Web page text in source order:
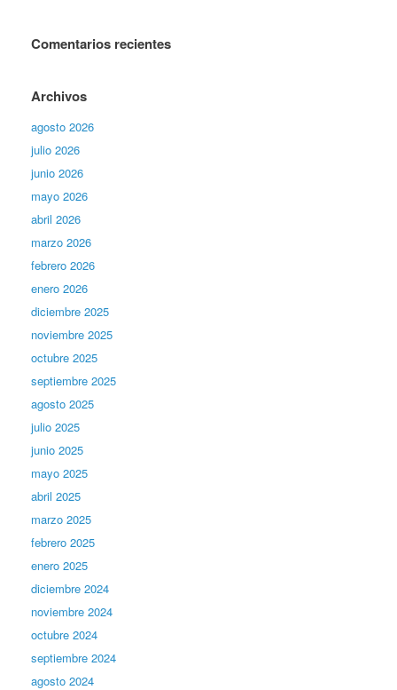
Comentarios recientes
Archivos
agosto 2026
julio 2026
junio 2026
mayo 2026
abril 2026
marzo 2026
febrero 2026
enero 2026
diciembre 2025
noviembre 2025
octubre 2025
septiembre 2025
agosto 2025
julio 2025
junio 2025
mayo 2025
abril 2025
marzo 2025
febrero 2025
enero 2025
diciembre 2024
noviembre 2024
octubre 2024
septiembre 2024
agosto 2024